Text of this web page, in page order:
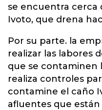
se encuentra cerca
Ivoto, que drena
Por su parte. la
realizar las labores
que se contaminen
realiza controles
contamine el caño
afluentes que están